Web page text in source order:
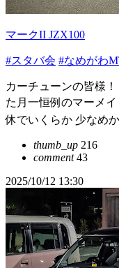
マークII JZX100
#スタバ会 #なめがわ
カーチューンの皆様
た月一恒例のマーメ
休でいくらか 少なめ
thumb_up 216
comment43
2025/10/12 13:30